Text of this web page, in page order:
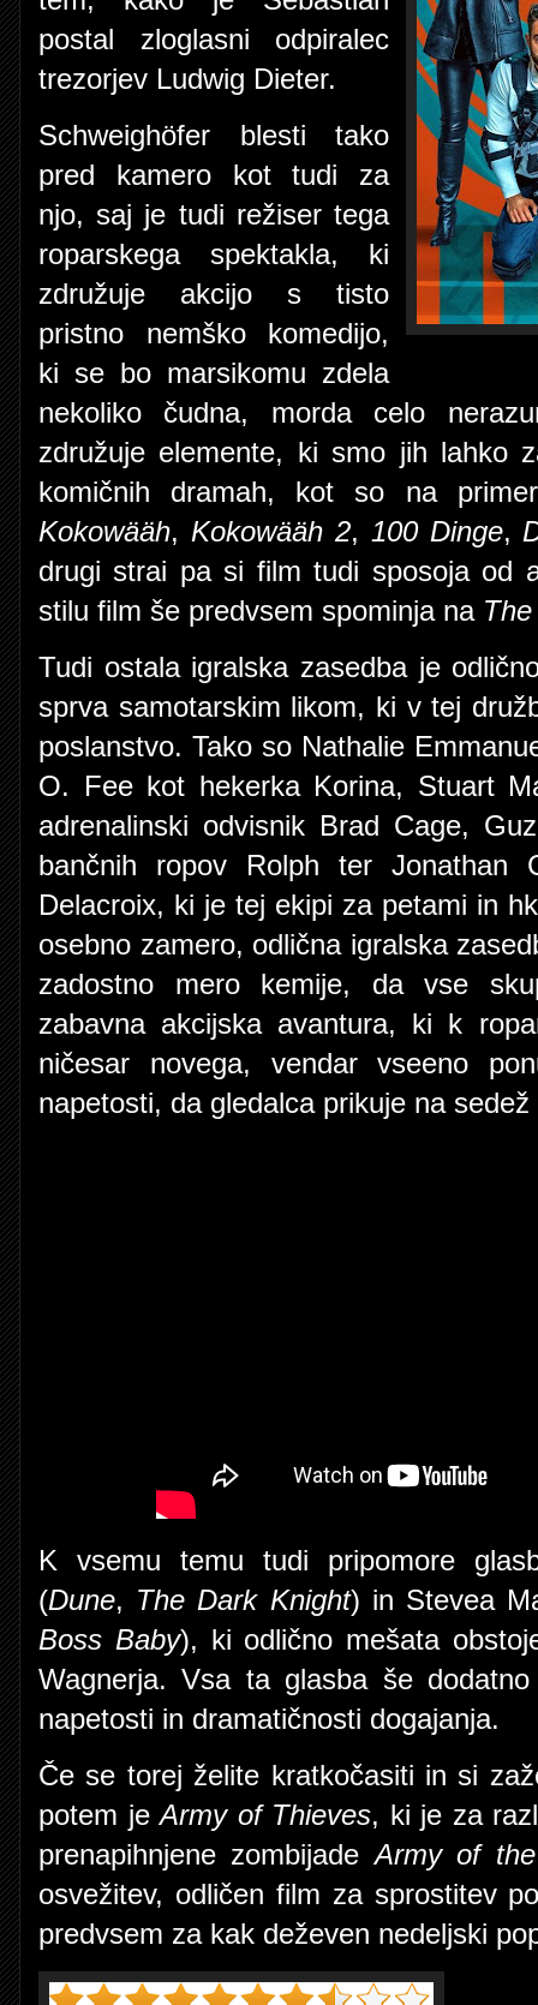
postal zloglasni odpiralec
trezorjev Ludwig Dieter.
Schweighöfer blesti tako
pred kamero kot tudi za
njo, saj je tudi režiser tega
roparskega spektakla, ki
združuje akcijo s tisto
pristno nemško komedijo,
ki se bo marsikomu zdela
nekoliko čudna, morda celo
združuje elemente, ki smo jih lahko
komičnih dramah, kot so na
Kokowääh, Kokowääh 2, 100 Dinge,
drugi strai pa si film tudi sposoja od
stilu film še predvsem spominja na
Tudi ostala igralska zasedba je
sprva samotarskim likom, ki v tej
poslanstvo. Tako so Nathalie
O. Fee kot hekerka Korina, Stuart
adrenalinski odvisnik Brad Cage,
bančnih ropov Rolph ter Jonathan
Delacroix, ki je tej ekipi za petami in
osebno zamero, odlična igralska
zadostno mero kemije, da vse
zabavna akcijska avantura, ki k
ničesar novega, vendar vseeno
napetosti, da gledalca prikuje na
K vsemu temu tudi pripomore
(Dune, The Dark Knight) in Stevea
Boss Baby), ki odlično mešata
Wagnerja. Vsa ta glasba še
napetosti in dramatičnosti dogajanja.
Če se torej želite kratkočasiti in si
potem jeArmy of Thieves, ki je za
prenapihnjene zombijadeArmy of
osvežitev, odličen film za sprostitev
predvsem za kak deževen nedeljski